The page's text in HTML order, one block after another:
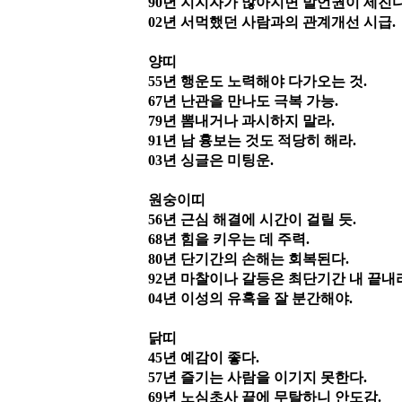
02년 서먹했던 사람과의 관계개선 시급.
양띠
55년 행운도 노력해야 다가오는 것.
67년 난관을 만나도 극복 가능.
79년 뽐내거나 과시하지 말라.
91 년 남 흉보는 것도 적당히 해라.
03년 싱글은 미팅운.
원숭이띠
56년 근심 해결에 시간이 걸릴 듯.
68년 힘을 키우는 데 주력.
80년 단기간의 손해는 회복된다.
92년 마찰이나 갈등은 최단기간 내 끝내
04년 이성의 유혹을 잘 분간해야.
닭띠
45년 예감이 좋다.
57년 즐기는 사람을 이기지 못한다.
69년 노심초사 끝에 무탈하니 안도감.